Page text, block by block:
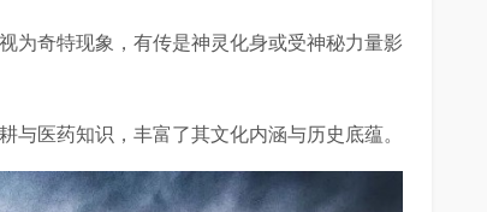
为奇特现象，有传是神灵化身或受神秘力量影
医药知识，丰富了其文化内涵与历史底蕴。